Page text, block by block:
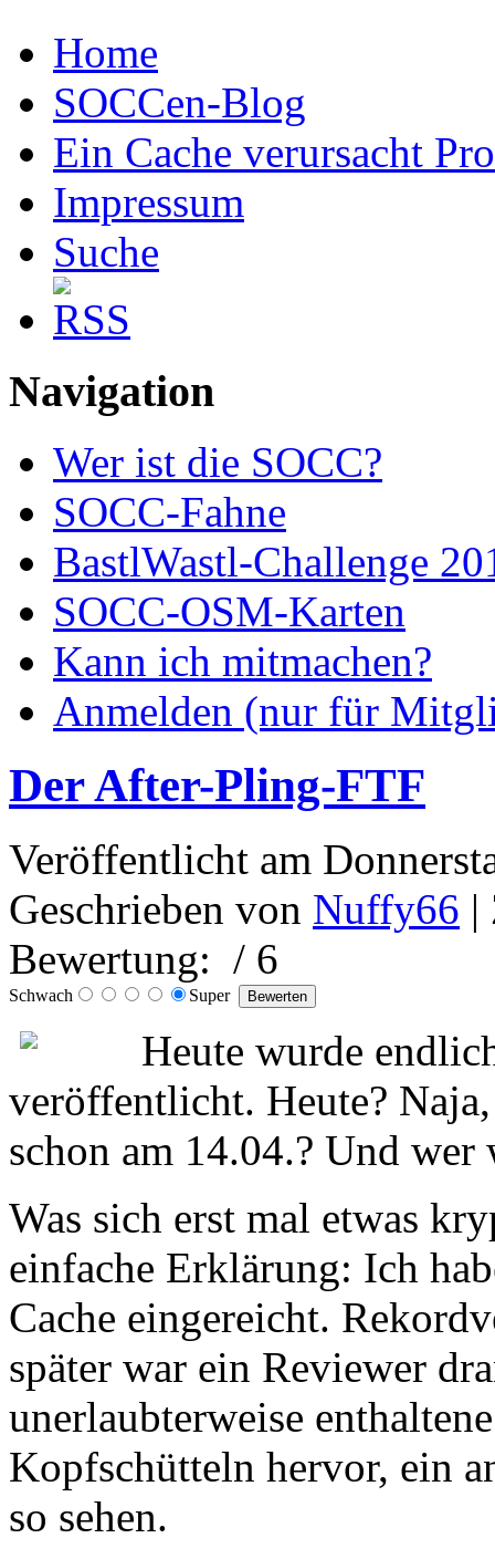
Home
SOCCen-Blog
Ein Cache verursacht
Impressum
Suche
Navigation
Wer ist die SOCC?
SOCC-Fahne
BastlWastl-Challenge
SOCC-OSM-Karten
Kann ich mitmachen?
Anmelden (nur für
Der After-Pling-FTF
Veröffentlicht am
Geschrieben von Nuffy66 |
Bewertung: / 6
Schwach Super
Heute wurde
veröffentlicht. Heute?
schon am 14.04.? Und wer
Was sich erst mal etwas
einfache Erklärung: Ich
Cache eingereicht.
später war ein Reviewer
unerlaubterweise
Kopfschütteln hervor, ein
so sehen.